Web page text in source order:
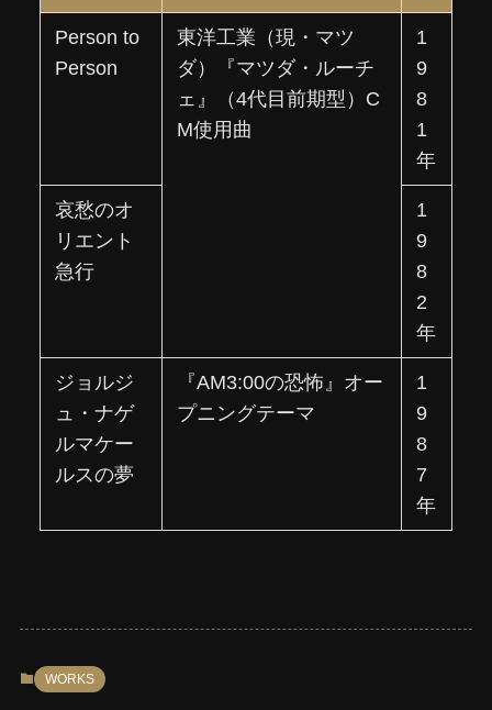
Person to
Person
東洋工業（現・マツ
ダ）『マツダ・ルーチ
ェ』（4代目前期型）C
M使用曲
1
9
8
1
年
哀愁のオ
リエント
急行
1
9
8
2
年
ジョルジ
ュ・ナゲ
ルマケー
ルスの夢
『AM3:00の恐怖』オー
プニングテーマ
1
9
8
7
年
WORKS